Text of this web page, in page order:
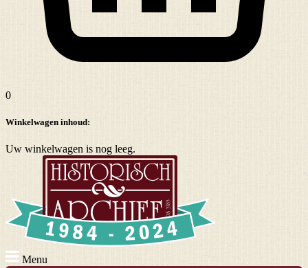
0
Winkelwagen inhoud:
Uw winkelwagen is nog leeg.
Menu